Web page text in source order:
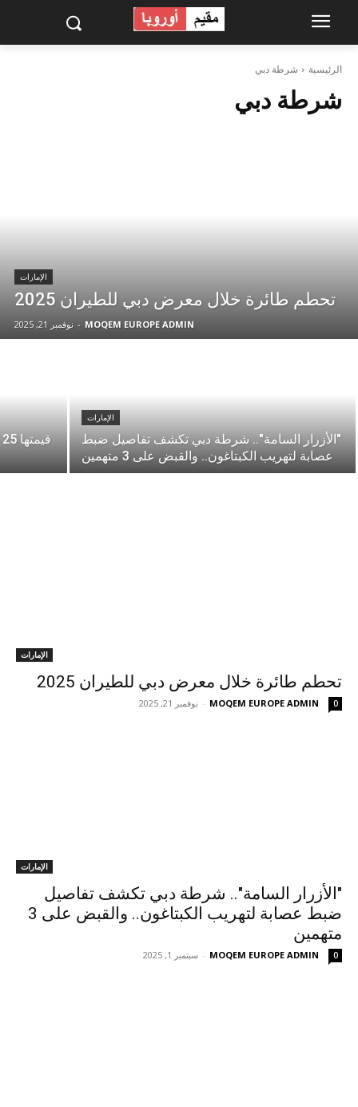
الرئيسية شرطة دبي
شرطة دبي
الإمارات
تحطم طائرة خلال معرض دبي للطيران 2025
MOQEM EUROPE ADMIN
- نوفمبر 21, 2025
الإمارات
"الأزرار السامة".. شرطة دبي تكشف تفاصيل ضبط
عصابة لتهريب الكبتاغون.. والقبض على 3 متهمين
الإمارات
تحطم طائرة خلال معرض دبي للطيران 2025
MOQEM EUROPE ADMIN
- نوفمبر 21, 2025 0
الإمارات
"الأزرار السامة".. شرطة دبي تكشف تفاصيل
ضبط عصابة لتهريب الكبتاغون.. والقبض على 3
متهمين
MOQEM EUROPE ADMIN
- سبتمبر 1, 2025 0